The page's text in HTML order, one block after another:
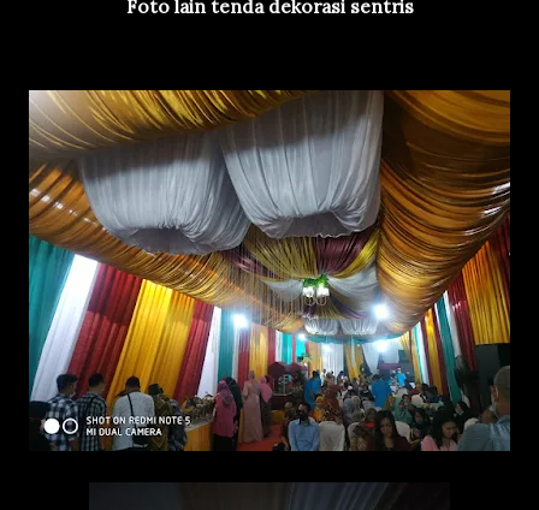
Foto lain tenda dekorasi sentris